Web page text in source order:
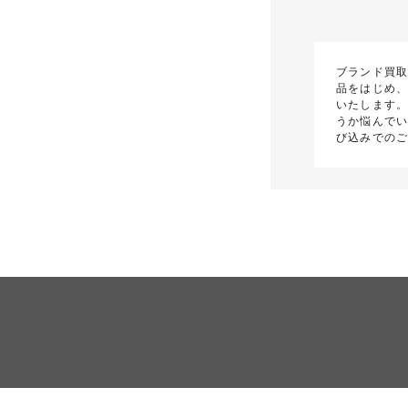
ブランド買
品をはじめ
いたします
うか悩んで
び込みでの